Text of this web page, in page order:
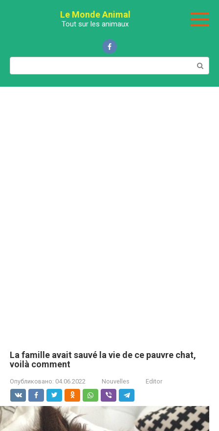
Le Monde Animal
Tout sur les animaux
Поиск:
La famille avait sauvé la vie de ce pauvre chat,
voilà comment
Опубликовано: 04.06.2022 Nouvelles Editor